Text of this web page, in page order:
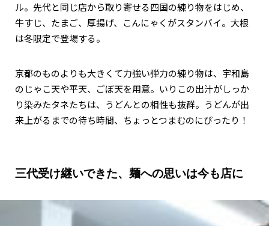
ル。先代と同じ店から取り寄せる四国の練り物をはじめ、
牛すじ、たまご、厚揚げ、こんにゃくがスタンバイ。大根
は冬限定で登場する。
京都のものよりも大きくて力強い弾力の練り物は、宇和島
のじゃこ天や平天、ごぼ天を用意。いりこの出汁がしっか
り染みたタネたちは、うどんとの相性も抜群。うどんが出
来上がるまでの待ち時間、ちょっとつまむのにぴったり！
三代受け継いできた、麺への思いは今も店に